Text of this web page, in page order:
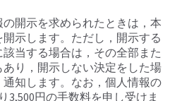
開示を求められたときは，本
示します。ただし，開示する
当する場合は，その全部また
り，開示しない決定をした場
知します。なお，個人情報の
3,500円の手数料を申し受けま